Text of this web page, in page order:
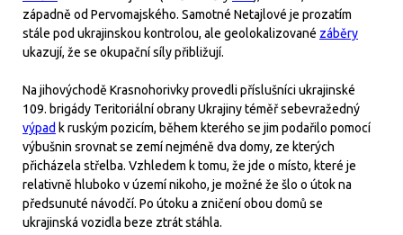
západně od Pervomajského. Samotné Netajlové je prozatím
stále pod ukrajinskou kontrolou, ale geolokalizované záběry
ukazují, že se okupační síly přibližují.
Na jihovýchodě Krasnohorivky provedli příslušníci ukrajinské
109. brigády Teritoriální obrany Ukrajiny téměř sebevražedný
výpad k ruským pozicím, během kterého se jim podařilo pomocí
výbušnin srovnat se zemí nejméně dva domy, ze kterých
přicházela střelba. Vzhledem k tomu, že jde o místo, které je
relativně hluboko v území nikoho, je možné že šlo o útok na
předsunuté návodčí. Po útoku a zničení obou domů se
ukrajinská vozidla beze ztrát stáhla.